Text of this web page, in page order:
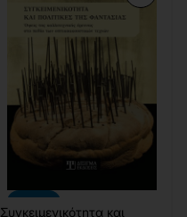
Συγκειμενικότητα και